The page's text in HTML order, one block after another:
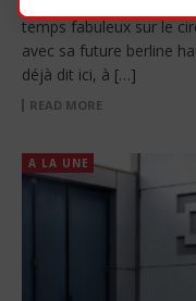
temps fabuleux sur le
avec sa future berline
déjà dit ici, à […]
READ MORE
A LA UNE